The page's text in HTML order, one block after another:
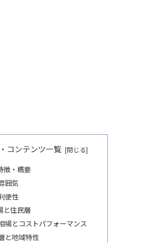
コンテンツ一覧
徴・概要
囲気
便性
と住民層
場とコストパフォーマンス
と地域特性